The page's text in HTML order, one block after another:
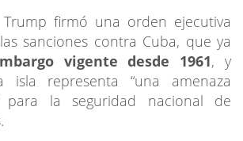
firmó una orden ejecutiva
sanciones contra Cuba, que ya
vigente desde 1961, y
representa “una amenaza
para la seguridad nacional de